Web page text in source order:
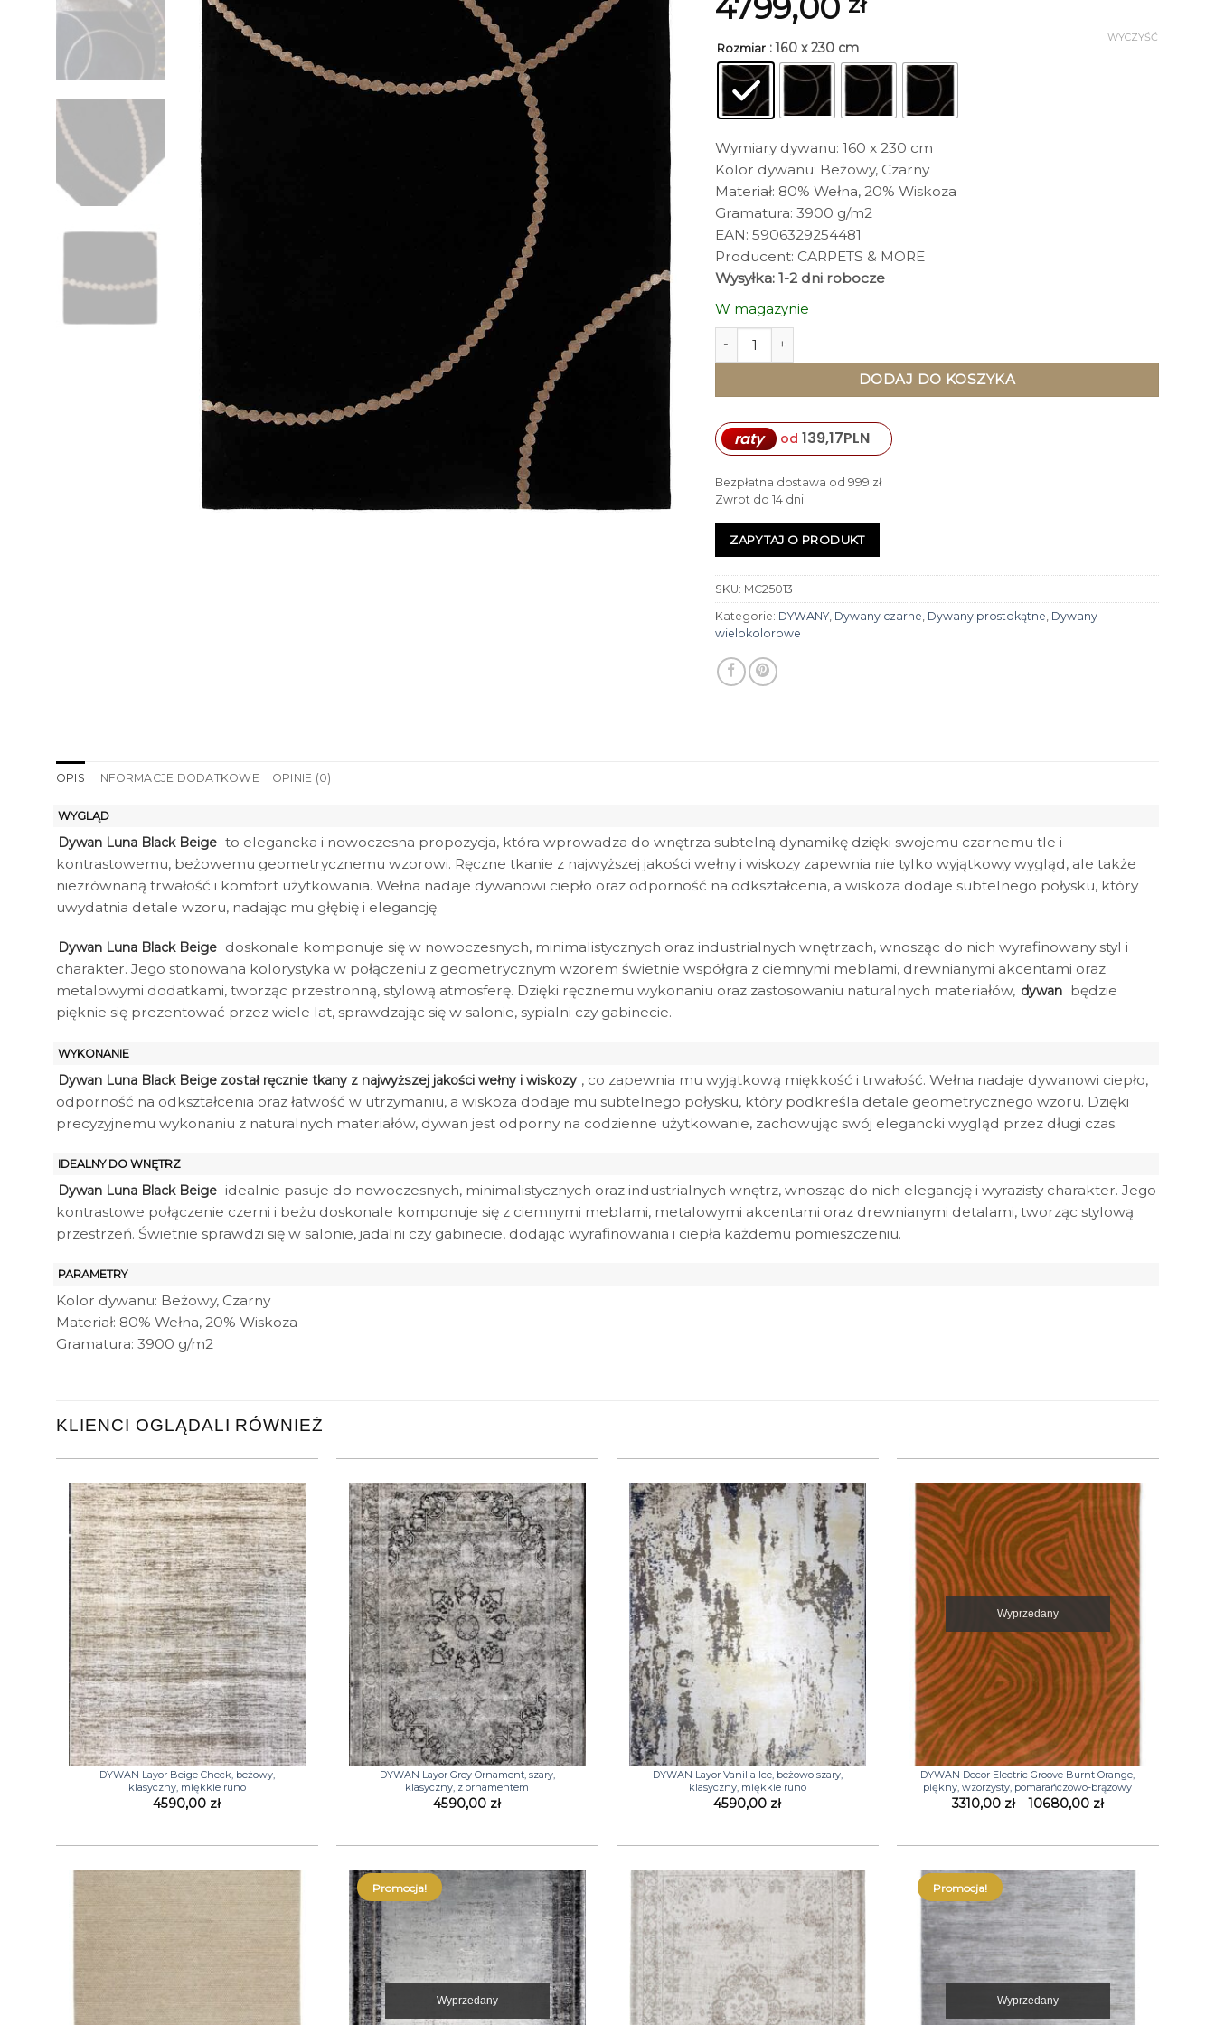
Rozmiar : 160 x 230 cm
WYCZYŚĆ
Wymiary dywanu: 160 x 230 cm
Kolor dywanu: Beżowy, Czarny
Materiał: 80% Wełna, 20% Wiskoza
Gramatura: 3900 g/m2
EAN: 5906329254481
Producent: CARPETS & MORE
Wysyłka: 1-2 dni robocze
W magazynie
ilość DYWAN Luna Black Beige prostokątny, czarny z beżowym
DODAJ DO KOSZYKA
raty od 139,17PLN
Bezpłatna dostawa od 999 zł
Zwrot do 14 dni
ZAPYTAJ O PRODUKT
SKU: MC25013
Kategorie: DYWANY, Dywany czarne Dywany prostokątne Dywany
wielokolorowe
OPIS INFORMACJE DODATKOWE OPINIE (0)
WYGLĄD
Dywan Luna Black Beige to elegancka i nowoczesna propozycja, która wprowadza do wnętrza subtelną dynamikę dzięki swojemu czarnemu tle i
kontrastowemu, beżowemu geometrycznemu wzorowi. Ręczne tkanie z najwyższej jakości wełny i wiskozy zapewnia nie tylko wyjątkowy wygląd, ale także
niezrównaną trwałość i komfort użytkowania. Wełna nadaje dywanowi ciepło oraz odporność na odkształcenia, a wiskoza dodaje subtelnego połysku, który
uwydatnia detale wzoru, nadając mu głębię i elegancję.
Dywan Luna Black Beige doskonale komponuje się w nowoczesnych, minimalistycznych oraz industrialnych wnętrzach, wnosząc do nich wyrafinowany styl i
charakter. Jego stonowana kolorystyka w połączeniu z geometrycznym wzorem świetnie współgra z ciemnymi meblami, drewnianymi akcentami oraz
metalowymi dodatkami, tworząc przestronną, stylową atmosferę. Dzięki ręcznemu wykonaniu oraz zastosowaniu naturalnych materiałów, dywan będzie
pięknie się prezentować przez wiele lat, sprawdzając się w salonie, sypialni czy gabinecie.
WYKONANIE
Dywan Luna Black Beige został ręcznie tkany z najwyższej jakości wełny i wiskozy , co zapewnia mu wyjątkową miękkość i trwałość. Wełna nadaje dywanowi ciepło,
odporność na odkształcenia oraz łatwość w utrzymaniu, a wiskoza dodaje mu subtelnego połysku, który podkreśla detale geometrycznego wzoru. Dzięki
precyzyjnemu wykonaniu z naturalnych materiałów, dywan jest odporny na codzienne użytkowanie, zachowując swój elegancki wygląd przez długi czas.
IDEALNY DO WNĘTRZ
Dywan Luna Black Beige idealnie pasuje do nowoczesnych, minimalistycznych oraz industrialnych wnętrz, wnosząc do nich elegancję i wyrazisty charakter. Jego
kontrastowe połączenie czerni i beżu doskonale komponuje się z ciemnymi meblami, metalowymi akcentami oraz drewnianymi detalami, tworząc stylową
przestrzeń. Świetnie sprawdzi się w salonie, jadalni czy gabinecie, dodając wyrafinowania i ciepła każdemu pomieszczeniu.
PARAMETRY
Kolor dywanu: Beżowy, Czarny
Materiał: 80% Wełna, 20% Wiskoza
Gramatura: 3900 g/m2
KLIENCI OGLĄDALI RÓWNIEŻ
+
DYWAN Layor Beige Check, beżowy,
klasyczny, miękkie runo
4590,00 zł
+
DYWAN Layor Grey Ornament, szary,
klasyczny, z ornamentem
4590,00 zł
+
DYWAN Layor Vanilla Ice, beżowo szary,
klasyczny, miękkie runo
4590,00 zł
+
Wyprzedany
DYWAN Decor Electric Groove Burnt Orange,
piękny, wzorzysty, pomarańczowo-brązowy
3310,00 zł – 10680,00 złZakres
do
Promocja!
Wyprzedany
Promocja!
Wyprzedany